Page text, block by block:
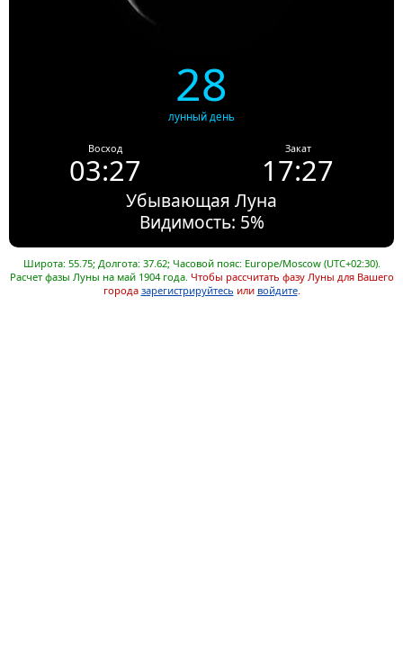
28
лунный день
Восход
03:27
Закат
17:27
Убывающая Луна
Видимость: 5%
Широта: 55.75; Долгота: 37.62; Часовой пояс: Europe/Moscow (UTC+02:30).
Расчет фазы Луны на май 1904 года. Чтобы рассчитать фазу Луны для Вашего
города зарегистрируйтесь или войдите.